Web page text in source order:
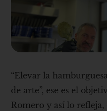
“Elevar la
de arte”, ese es el
Romero y así lo refleja,